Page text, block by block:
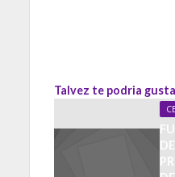
Talvez te podria